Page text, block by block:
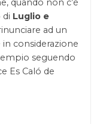
quando non c’è
di Luglio e
ad un
considerazione
seguendo
Es Caló de